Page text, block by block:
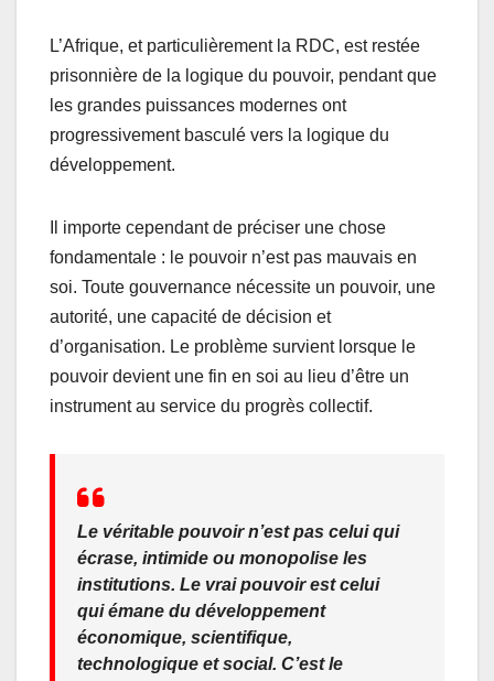
L’Afrique, et particulièrement la RDC, est restée
prisonnière de la logique du pouvoir, pendant que
les grandes puissances modernes ont
progressivement basculé vers la logique du
développement.
Il importe cependant de préciser une chose
fondamentale : le pouvoir n’est pas mauvais en
soi. Toute gouvernance nécessite un pouvoir, une
autorité, une capacité de décision et
d’organisation. Le problème survient lorsque le
pouvoir devient une fin en soi au lieu d’être un
instrument au service du progrès collectif.
Le véritable pouvoir n’est pas celui qui
écrase, intimide ou monopolise les
institutions. Le vrai pouvoir est celui
qui émane du développement
économique, scientifique,
technologique et social. C’est le